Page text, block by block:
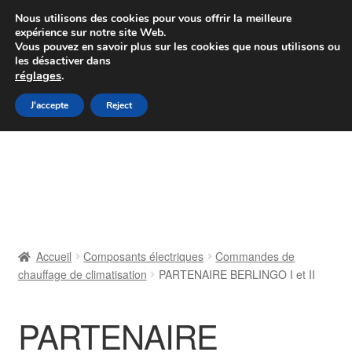
Colissimo livraison à partir de 7 EUR
Du lundi au vendredi de 9 h à 16 h
Aller
à
Aller
au
Contact
Accueil Composants électriques
Commandes de
chauffage de climatisation
PARTENAIRE BERLINGO I et II
PARTENAIRE
Nous utilisons des cookies pour vous offrir la meilleure
expérience sur notre site Web.
Vous pouvez en savoir plus sur les cookies que nous utilisons ou
les désactiver dans
réglages.
J'accepte Reject